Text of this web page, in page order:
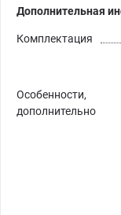
Дополнительная
Комплектация
Особенности,
дополнительно